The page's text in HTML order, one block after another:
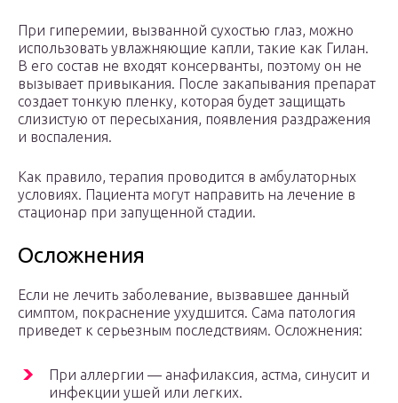
При гиперемии, вызванной сухостью глаз, можно
использовать увлажняющие капли, такие как Гилан.
В его состав не входят консерванты, поэтому он не
вызывает привыкания. После закапывания препарат
создает тонкую пленку, которая будет защищать
слизистую от пересыхания, появления раздражения
и воспаления.
Как правило, терапия проводится в амбулаторных
условиях. Пациента могут направить на лечение в
стационар при запущенной стадии.
Осложнения
Если не лечить заболевание, вызвавшее данный
симптом, покраснение ухудшится. Сама патология
приведет к серьезным последствиям. Осложнения:
При аллергии — анафилаксия, астма, синусит и
инфекции ушей или легких.